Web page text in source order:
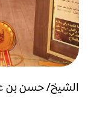
الشيخ/ حسن بن